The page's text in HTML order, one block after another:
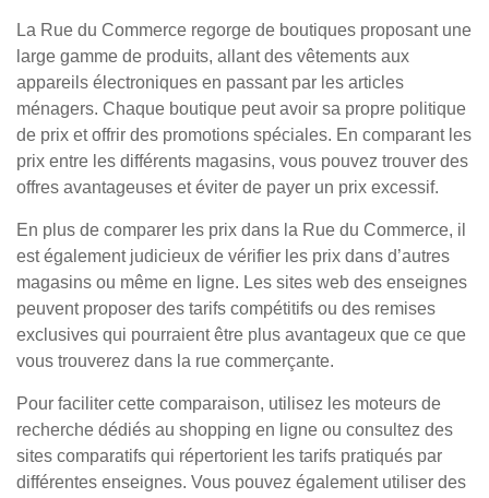
La Rue du Commerce regorge de boutiques proposant une
large gamme de produits, allant des vêtements aux
appareils électroniques en passant par les articles
ménagers. Chaque boutique peut avoir sa propre politique
de prix et offrir des promotions spéciales. En comparant les
prix entre les différents magasins, vous pouvez trouver des
offres avantageuses et éviter de payer un prix excessif.
En plus de comparer les prix dans la Rue du Commerce, il
est également judicieux de vérifier les prix dans d’autres
magasins ou même en ligne. Les sites web des enseignes
peuvent proposer des tarifs compétitifs ou des remises
exclusives qui pourraient être plus avantageux que ce que
vous trouverez dans la rue commerçante.
Pour faciliter cette comparaison, utilisez les moteurs de
recherche dédiés au shopping en ligne ou consultez des
sites comparatifs qui répertorient les tarifs pratiqués par
différentes enseignes. Vous pouvez également utiliser des